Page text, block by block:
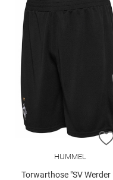
HUMMEL
Torwarthose "SV Werder Bremen 2026/27 Kids "